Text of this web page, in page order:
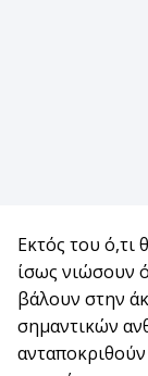
Εκτός του ό,τι
ίσως νιώσουν
βάλουν στην
σημαντικών